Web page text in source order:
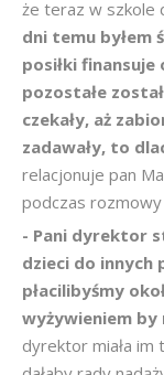
że teraz w szkole
dni temu byłem
posiłki finansuje
pozostałe
czekały, aż
zadawały, to
relacjonuje pan
podczas rozmowy
- Pani dyrektor
dzieci do innych
płacilibyśmy
wyżywieniem by
dyrektor miała im